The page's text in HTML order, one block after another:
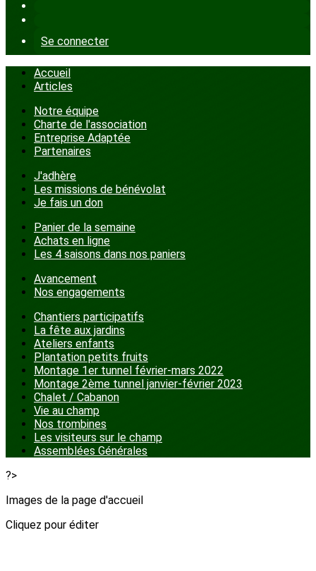
Se connecter
Accueil
Articles
Notre équipe
Charte de l'association
Entreprise Adaptée
Partenaires
J'adhère
Les missions de bénévolat
Je fais un don
Panier de la semaine
Achats en ligne
Les 4 saisons dans nos paniers
Avancement
Nos engagements
Chantiers participatifs
La fête aux jardins
Ateliers enfants
Plantation petits fruits
Montage 1er tunnel février-mars 2022
Montage 2ème tunnel janvier-février 2023
Chalet / Cabanon
Vie au champ
Nos trombines
Les visiteurs sur le champ
Assemblées Générales
?>
Images de la page d'accueil
Cliquez pour éditer